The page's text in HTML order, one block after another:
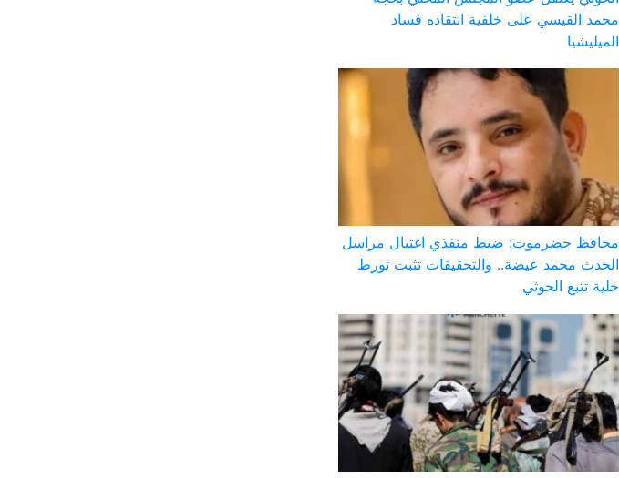
محمد القيسي على خلفية انتقاده فساد
الميليشيا
محافظ حضرموت: ضبط منفذي اغتيال مراسل
الحدث محمد عيضة.. والتحقيقات تثبت تورط
خلية تتبع الحوثي